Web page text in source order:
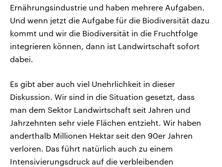
Ernährungsindustrie und haben mehrere Aufgaben.
Und wenn jetzt die Aufgabe für die Biodiversität dazu
kommt und wir die Biodiversität in die Fruchtfolge
integrieren können, dann ist Landwirtschaft sofort
dabei.
Es gibt aber auch viel Unehrlichkeit in dieser
Diskussion. Wir sind in die Situation gesetzt, dass
man dem Sektor Landwirtschaft seit Jahren und
Jahrzehnten sehr viele Flächen entzieht. Wir haben
anderthalb Millionen Hektar seit den 90er Jahren
verloren. Das führt natürlich auch zu einem
Intensivierungsdruck auf die verbleibenden